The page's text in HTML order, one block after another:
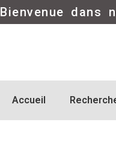
Bienvenue dans
Accueil